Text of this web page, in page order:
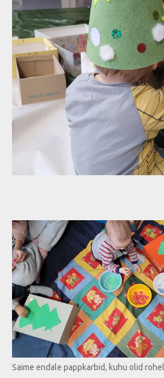
Saime endale pappkarbid, kuhu olid